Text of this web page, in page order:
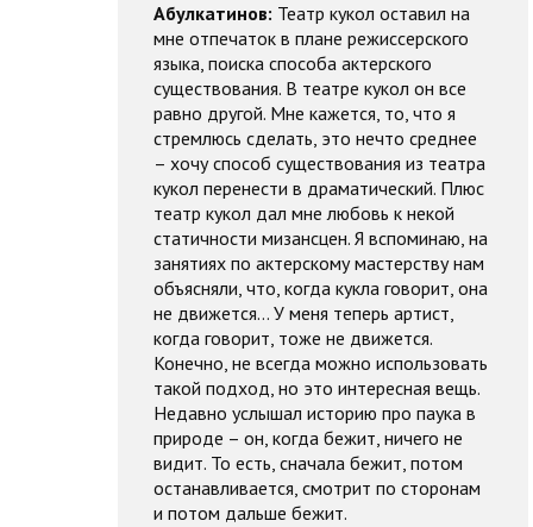
Абулкатинов: Театр кукол оставил на
мне отпечаток в плане режиссерского
языка, поиска способа актерского
существования. В театре кукол он все
равно другой. Мне кажется, то, что я
стремлюсь сделать, это нечто среднее
– хочу способ существования из театра
кукол перенести в драматический. Плюс
театр кукол дал мне любовь к некой
статичности мизансцен. Я вспоминаю, на
занятиях по актерскому мастерству нам
объясняли, что, когда кукла говорит, она
не движется… У меня теперь артист,
когда говорит, тоже не движется.
Конечно, не всегда можно использовать
такой подход, но это интересная вещь.
Недавно услышал историю про паука в
природе – он, когда бежит, ничего не
видит. То есть, сначала бежит, потом
останавливается, смотрит по сторонам
и потом дальше бежит.